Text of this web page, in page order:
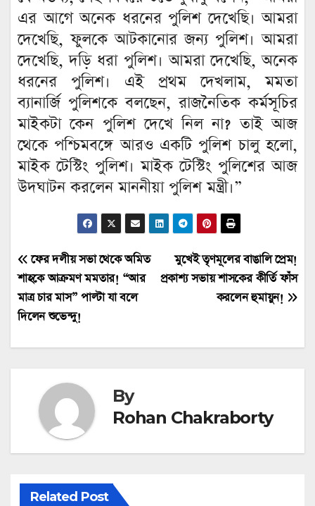
এর আগে অনেক ধরনের পুলিশ দেখেছি। আমরা
দেখেছি, ফুলকে আটকানোর জন্য পুলিশ। আমরা
দেখেছি, দড়ি ধরা পুলিশ। আমরা দেখেছি, অনেক
ধরনের পুলিশ। এই প্রথম দেখলাম, মমতা
ব্যানার্জি পুলিশকে বলছেন, রাজনৈতিক কর্মসূচির
মাইকটা কেন পুলিশ দেখে নিল না? তাই আজ
থেকে পশ্চিমবঙ্গে আরও একটি পুলিশ চালু হলো,
মাইক টেস্টিং পুলিশ। মাইক টেস্টিং পুলিশের আজ
উদঘাটন করলেন মাননীয়া পুলিশ মন্ত্রী।”
Post
navigation
মুখেই তৃণমূলের বাঙালি প্রেম!
প্রকাশ্য সভায় শাসকের কীর্তি ফাঁস
করলেন হুমায়ুন!
ফের দলীয় সভা থেকে অমিত
শাহকে আক্রমণ মমতার! “আর
মাত্র চার মাস” পাল্টা যা বলে
দিলেন শুভেন্দু!
By
Rohan Chakraborty
Related Post